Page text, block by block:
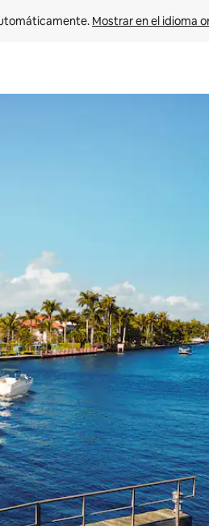
Mostrar en el idioma
y hacia abajo o explora con el tacto